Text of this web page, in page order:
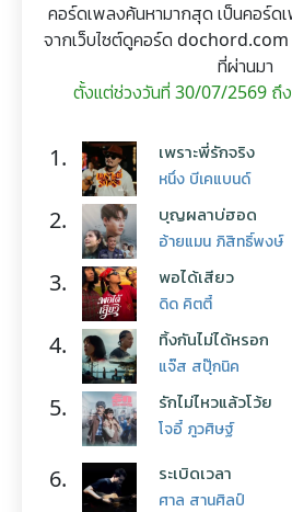
คอร์ดเพลงค้นหามากสุด เป็นคอร์ด
จากเว็บไซต์ดูคอร์ด
ที่ผ่านมา
ตั้งแต่ช่วงวันที่ 30/07/2569 ถึ
1. เพราะพี่รักจริง
หนึ่ง บีเคแบนด์
2. บุญผลาบ่ฮอด
อ้ายแมน ภิสิทธิ์พงษ์
3. พอได้เสียว
ดิด คิตตี้
4. ทิ้งกันไม่ได้หรอก
แจ๊ส สปุ๊กนิค
5. รักไม่ไหวแล้วโว้ย
โจอี้ ภูวศิษฐ์
6. ระเบิดเวลา
ศาล สานศิลป์